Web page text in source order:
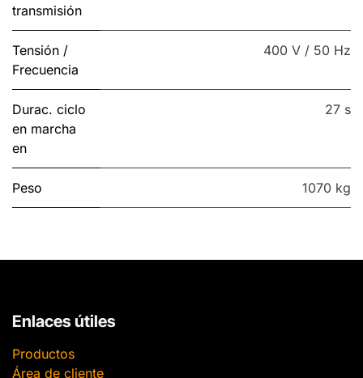
transmisión
Tensión /
Frecuencia
400 V / 50 Hz
Durac. ciclo
en marcha
en
27 s
Peso 1070 kg
Enlaces útiles
Productos
Área de cliente